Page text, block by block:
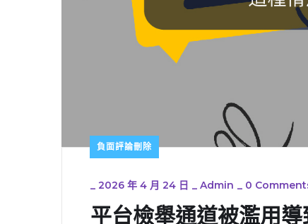
負面評論刪除
_ 2026 年 4 月 24 日 _ Admin _ 0
平台檢舉通道被濫用